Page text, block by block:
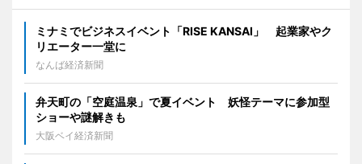
ミナミでビジネスイベント「RISE KANSAI」 起業家やク
リエーター一堂に
なんば経済新聞
弁天町の「空庭温泉」で夏イベント 妖怪テーマに参加型
ショーや謎解きも
大阪ベイ経済新聞